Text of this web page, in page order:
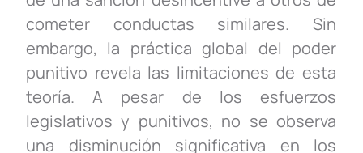
cometer conductas similares. Sin
embargo, la práctica global del poder
punitivo revela las limitaciones de esta
teoría. A pesar de los esfuerzos
legislativos y punitivos, no se observa
una disminución significativa en los